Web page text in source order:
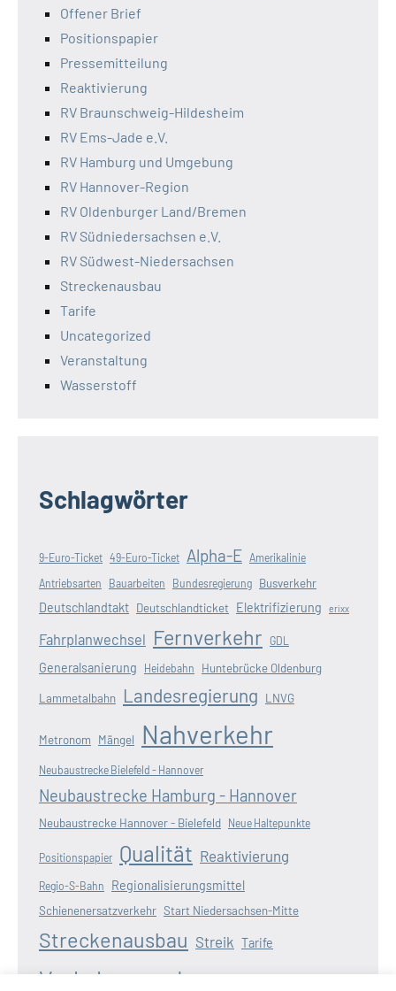
Offener Brief
Positionspapier
Pressemitteilung
Reaktivierung
RV Braunschweig-Hildesheim
RV Ems-Jade e.V.
RV Hamburg und Umgebung
RV Hannover-Region
RV Oldenburger Land/Bremen
RV Südniedersachsen e.V.
RV Südwest-Niedersachsen
Streckenausbau
Tarife
Uncategorized
Veranstaltung
Wasserstoff
Schlagwörter
9-Euro-Ticket 49-Euro-Ticket Alpha-E Amerikalinie
Antriebsarten Bauarbeiten Bundesregierung Busverkehr
Deutschlandtakt Deutschlandticket Elektrifizierung erixx
Fahrplanwechsel Fernverkehr GDL
Generalsanierung Heidebahn Huntebrücke Oldenburg
Lammetalbahn Landesregierung LNVG
Metronom Mängel Nahverkehr
Neubaustrecke Bielefeld - Hannover
Neubaustrecke Hamburg - Hannover
Neubaustrecke Hannover - Bielefeld Neue Haltepunkte
Positionspapier Qualität Reaktivierung
Regio-S-Bahn Regionalisierungsmittel
Schienenersatzverkehr Start Niedersachsen-Mitte
Streckenausbau Streik Tarife
Verkehrswende